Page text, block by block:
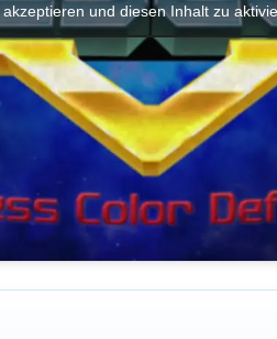
akzeptieren und diesen Inhalt zu